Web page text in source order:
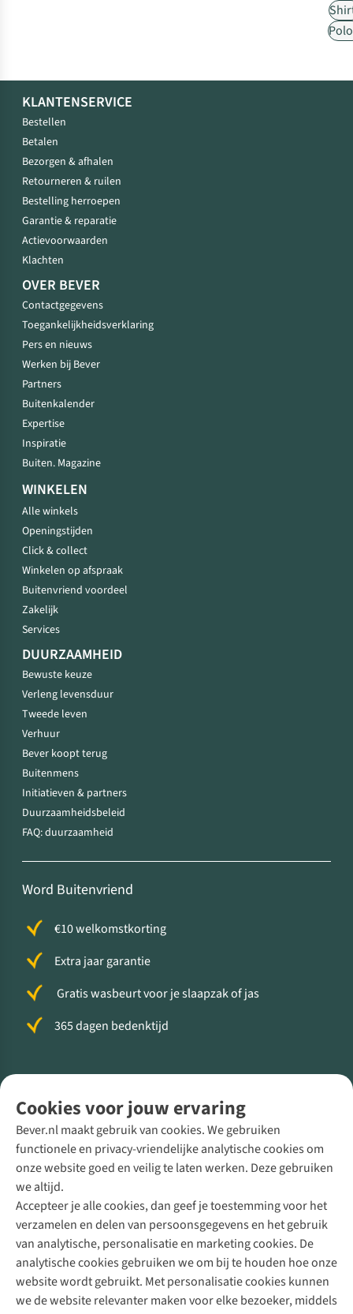
Cookies voor jouw ervaring
Bever.nl maakt gebruik van cookies. We gebruiken
functionele en privacy-vriendelijke analytische cookies om
onze website goed en veilig te laten werken. Deze gebruiken
we altijd.
Accepteer je alle cookies, dan geef je toestemming voor het
verzamelen en delen van persoonsgegevens en het gebruik
van analytische, personalisatie en marketing cookies. De
analytische cookies gebruiken we om bij te houden hoe onze
website wordt gebruikt. Met personalisatie cookies kunnen
we de website relevanter maken voor elke bezoeker, middels
KLANTENSERVICE
Bestellen
Betalen
Bezorgen & afhalen
Retourneren & ruilen
Bestelling herroepen
Garantie & reparatie
Actievoorwaarden
Klachten
OVER BEVER
Contactgegevens
Toegankelijkheidsverklaring
Pers en nieuws
Werken bij Bever
Partners
Buitenkalender
Expertise
Inspiratie
Buiten. Magazine
WINKELEN
Alle winkels
Openingstijden
Click & collect
Winkelen op afspraak
Buitenvriend voordeel
Zakelijk
Services
DUURZAAMHEID
Bewuste keuze
Verleng levensduur
Tweede leven
Verhuur
Bever koopt terug
Buitenmens
Initiatieven & partners
Duurzaamheidsbeleid
FAQ: duurzaamheid
Word Buitenvriend
€10 welkomstkorting
Extra jaar garantie
Gratis wasbeurt voor je slaapzak of jas
365 dagen bedenktijd
Direct advies van een Buitenexpert
+31 (0)85 888 50 88
+31 6 12 28 49 80
Contactformulier